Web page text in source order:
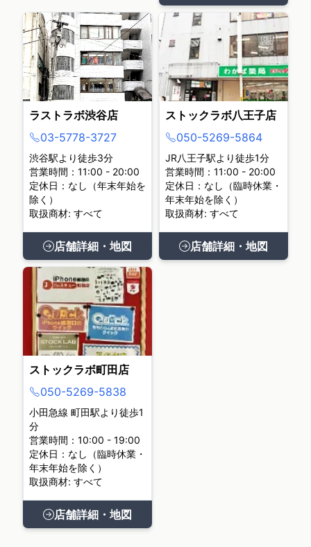
ラストラボ渋谷店
03-5778-3727
渋谷駅より徒歩3分
営業時間：11:00 - 20:00
定休日：なし（年末年始を
除く）
取扱商材: すべて
店舗詳細・地図
ストックラボ八王子店
050-5269-5864
JR八王子駅より徒歩1分
営業時間：11:00 - 20:00
定休日：なし（臨時休業・
年末年始を除く）
取扱商材: すべて
店舗詳細・地図
ストックラボ町田店
050-5269-5838
小田急線 町田駅より徒歩1
分
営業時間：10:00 - 19:00
定休日：なし（臨時休業・
年末年始を除く）
取扱商材: すべて
店舗詳細・地図